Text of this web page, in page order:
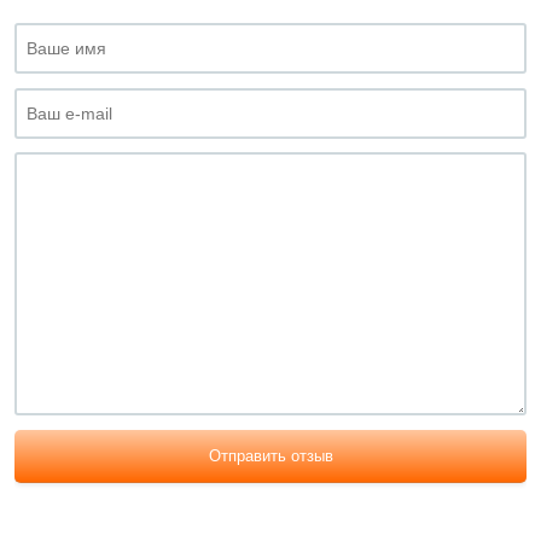
Отправить отзыв